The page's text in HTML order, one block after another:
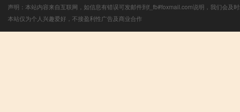
声明：本站内容来自互联网，如信息有错误可发邮件到f_fb#foxmail.com说明，我们会及
本站仅为个人兴趣爱好，不接盈利性广告及商业合作